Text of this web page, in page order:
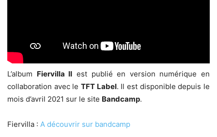
L’album Fiervilla II est publié en version numérique en
collaboration avec le TFT Label. Il est disponible depuis le
mois d’avril 2021 sur le site Bandcamp.
Fiervilla : A découvrir sur bandcamp